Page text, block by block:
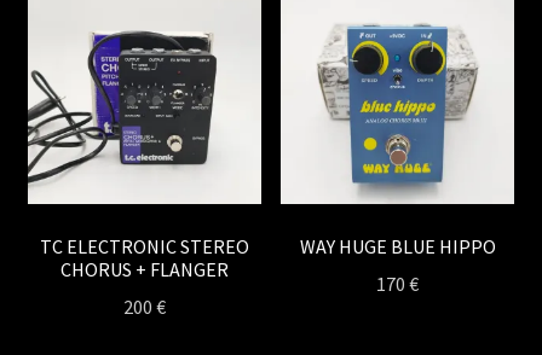
TC ELECTRONIC STEREO
CHORUS + FLANGER
200 €
WAY HUGE BLUE HIPPO
170€